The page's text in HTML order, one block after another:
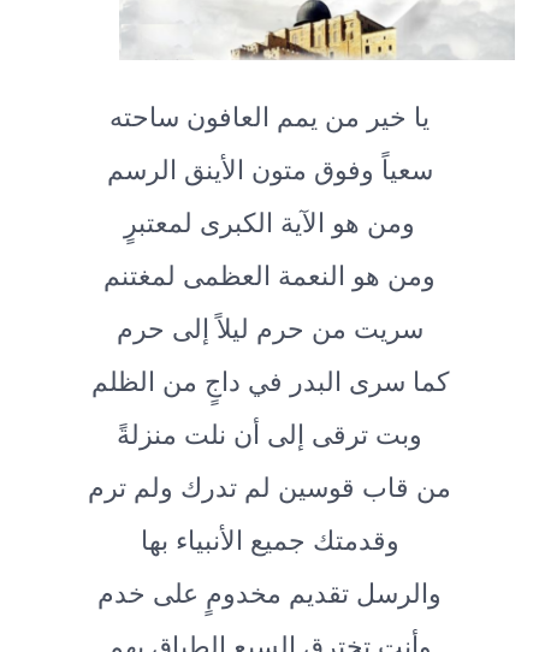
يا خير من يمم العافون ساحته
سعياً وفوق متون الأينق الرسم
ومن هو الآية الكبرى لمعتبرٍ
ومن هو النعمة العظمى لمغتنم
سريت من حرم ليلاً إلى حرم
كما سرى البدر في داجٍ من الظلم
وبت ترقى إلى أن نلت منزلةً
من قاب قوسين لم تدرك ولم ترم
وقدمتك جميع الأنبياء بها
والرسل تقديم مخدومٍ على خدم
وأنت تخترق السبع الطباق بهم